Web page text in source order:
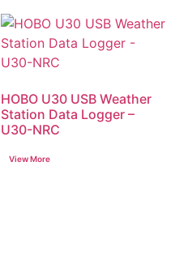
HOBO U30 USB Weather
Station Data Logger –
U30-NRC